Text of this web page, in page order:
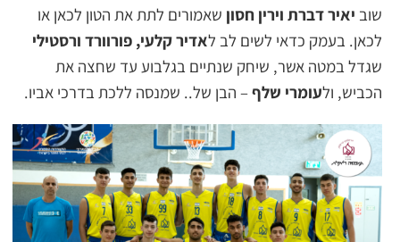
שוב יאיר דברת וירין חסון שאמורים לתת את הטון לכאן או
לכאן. בעמק כדאי לשים לב לאדיר קלעי, פורוורד ורסטילי
שגדל במטה אשר, שיחק שנתיים בגלבוע עד שחצה את
הכביש, ולעומרי שלף– הבן של.. שמנסה ללכת בדרכי אביו.